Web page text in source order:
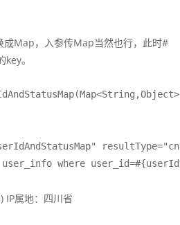
Map，入参传Map当然也行，此时#
。
where
IP属地：四川省